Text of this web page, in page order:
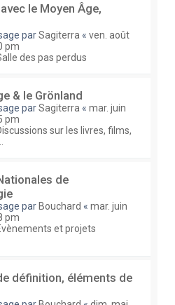
le Moyen Âge,
parSagiterra « ven. août
pm
des pas perdus
& le Grönland
parSagiterra « mar. juin
pm
sur les livres, films,
de
par Bouchard « mar. juin
pm
et projets
définition, éléments de